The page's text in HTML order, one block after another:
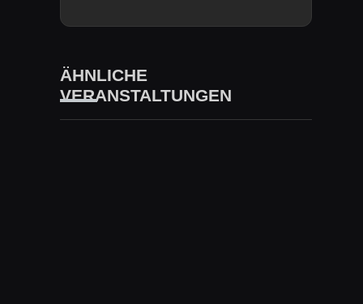
ÄHNLICHE
VERANSTALTUNGEN